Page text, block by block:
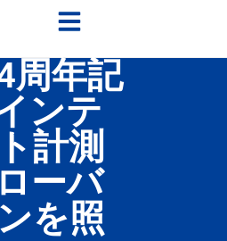
周年記
ンテ
計測
ーバ
を照